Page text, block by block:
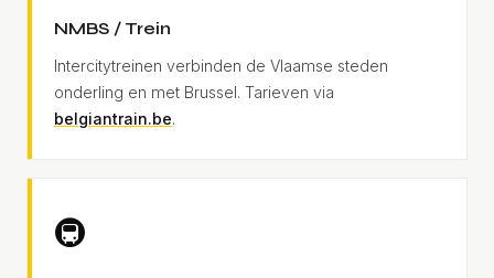
NMBS / Trein
Intercitytreinen verbinden de Vlaamse steden
onderling en met Brussel. Tarieven via
belgiantrain.be.
🚇